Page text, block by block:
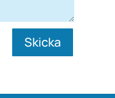
Skicka